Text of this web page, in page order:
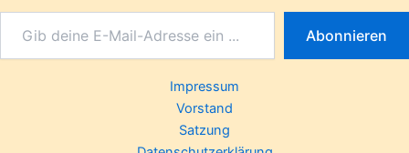
Abonnieren
Impressum
Vorstand
Satzung